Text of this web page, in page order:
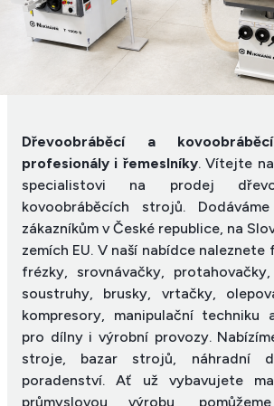
Dřevoobráběcí a
profesionály i řemeslníky. Vítejte
specialistovi na prodej
kovoobráběcích strojů.
zákazníkům v České republice, na
zemích EU. V naší nabídce
frézky, srovnávačky,
soustruhy, brusky, vrtačky,
kompresory, manipulační techniku
pro dílny i výrobní provozy.
stroje, bazar strojů, náhradní
poradenství. Ať už vybavujete
průmyslovou výrobu,